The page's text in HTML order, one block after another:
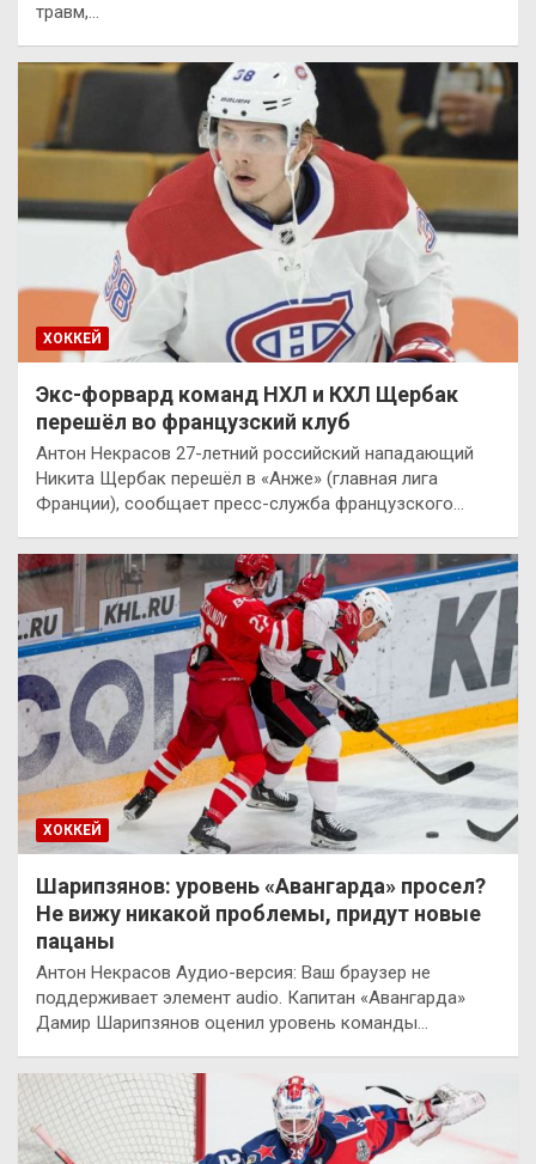
травм,…
ХОККЕЙ
Экс-форвард команд НХЛ и КХЛ Щербак
перешёл во французский клуб
Антон Некрасов 27-летний российский нападающий
Никита Щербак перешёл в «Анже» (главная лига
Франции), сообщает пресс-служба французского…
ХОККЕЙ
Шарипзянов: уровень «Авангарда» просел?
Не вижу никакой проблемы, придут новые
пацаны
Антон Некрасов Аудио-версия: Ваш браузер не
поддерживает элемент audio. Капитан «Авангарда»
Дамир Шарипзянов оценил уровень команды…